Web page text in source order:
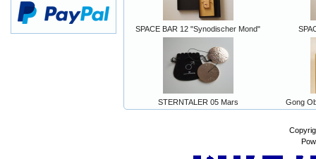
SPACE BAR 12 "Synodischer Mond"
STERNTALER 05 Mars Gong